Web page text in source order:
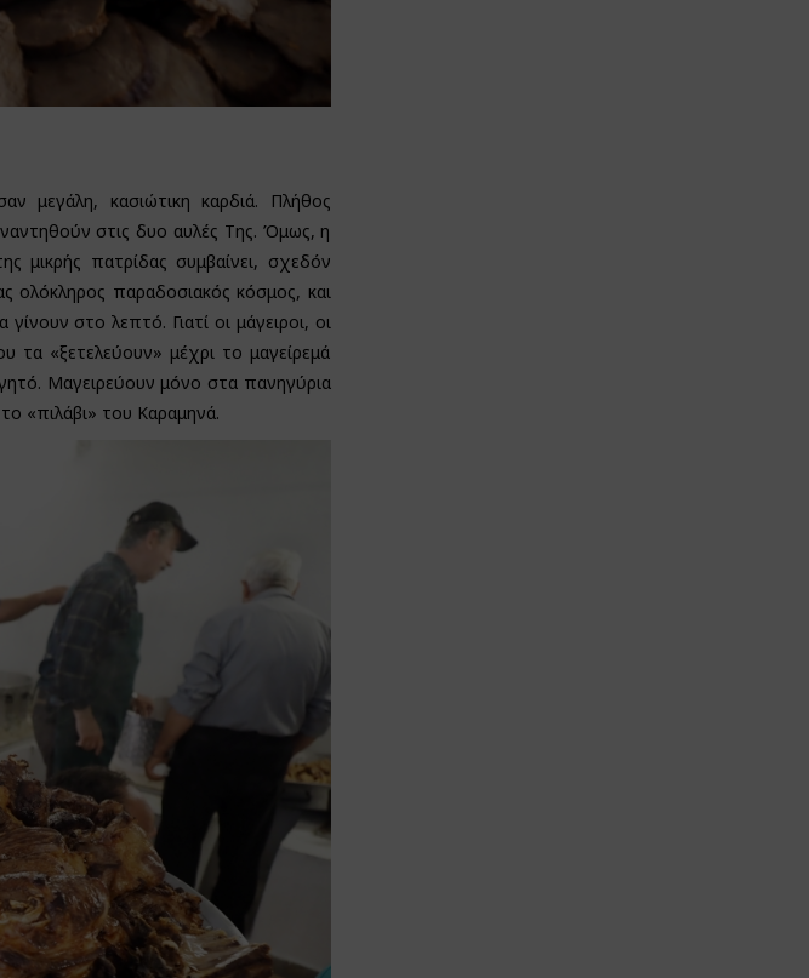
μεγάλη, κασιώτικη καρδιά. Πλήθος
στις δυο αυλές Της. Όμως, η
μικρής πατρίδας συμβαίνει, σχεδόν
ολόκληρος παραδοσιακός κόσμος, και
στο λεπτό. Γιατί οι μάγειροι, οι
τα «ξετελεύουν» μέχρι το μαγείρεμά
Μαγειρεύουν μόνο στα πανηγύρια
«πιλάβι» του Καραμηνά.